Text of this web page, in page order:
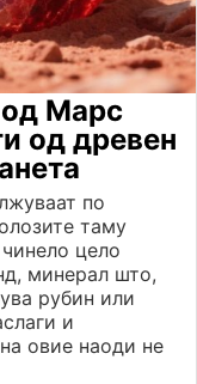
Марс
од древен
по
таму
цело
минерал што,
рубин или
и
овие наоди не